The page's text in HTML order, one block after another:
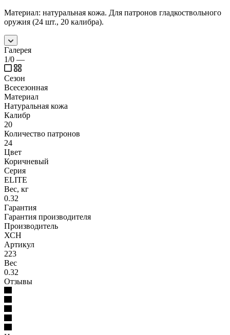
Материал: натуральная кожа. Для патронов гладкоствольного
оружия (24 шт., 20 калибра).
Галерея
1/0 —
Сезон
Всесезонная
Материал
Натуральная кожа
Калибр
20
Количество патронов
24
Цвет
Коричневый
Серия
ELITE
Вес, кг
0.32
Гарантия
Гарантия производителя
Производитель
ХСН
Артикул
223
Вес
0.32
Отзывы